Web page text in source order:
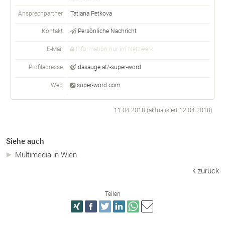
Ansprechpartner Tatiana Petkova
Kontakt Persönliche Nachricht
E-Mail Information nur im Netzwerk
Profiladresse dasauge.at/-super-word
Web super-word.com
11.04.2018 (aktualisiert 12.04.2018)
Siehe auch
Multimedia in Wien
zurück
Teilen